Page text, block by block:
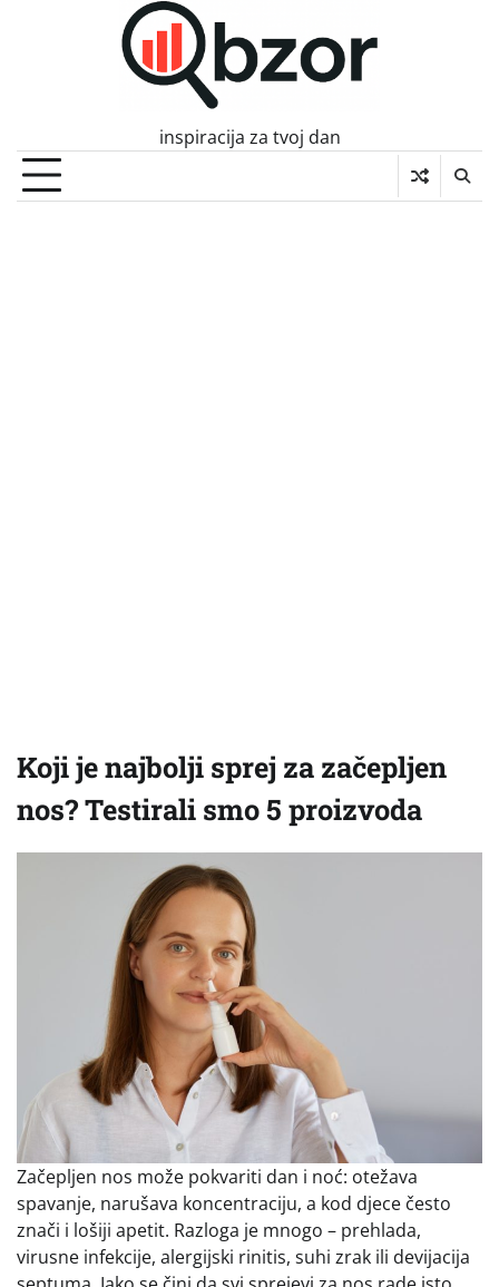
inspiracija za tvoj dan
Koji je najbolji sprej za začepljen
nos? Testirali smo 5 proizvoda
Začepljen nos može pokvariti dan i noć: otežava
spavanje, narušava koncentraciju, a kod djece često
znači i lošiji apetit. Razloga je mnogo – prehlada,
virusne infekcije, alergijski rinitis, suhi zrak ili devijacija